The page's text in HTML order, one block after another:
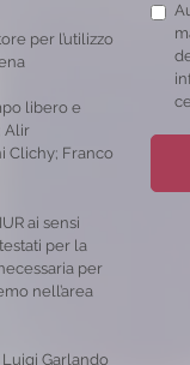
per l’utilizzo
libero e
Alir
Clichy; Franco
ai sensi
per la
per
nell’area
Garlando